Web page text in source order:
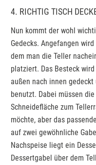
4. RICHTIG TISCH
Nun kommt der wohl
Gedecks. Angefangen
dem man die Teller
platziert. Das Besteck
außen nach innen
benutzt. Dabei müssen
Schneidefläche zum
möchte, aber das
auf zwei gewöhnliche
Nachspeise liegt ein
Dessertgabel über dem